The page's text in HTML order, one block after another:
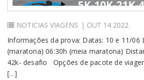
NOTICIAS VIAGENS | OUT 14 2022
Informações da prova: Datas: 10 e 11/06
(maratona) 06:30h (meia maratona)
42k- desafio Opções de pacote de
[…]